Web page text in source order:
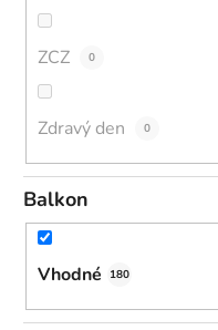
ZCZ 0
Zdravý den 0
Balkon
Vhodné 180